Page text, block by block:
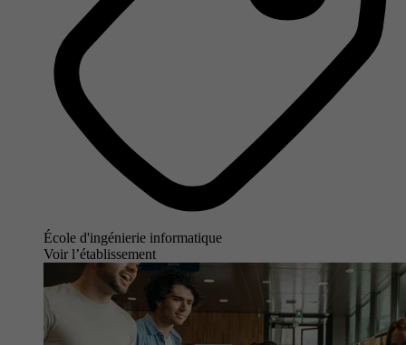
École d'ingénierie informatique
Voir l’établissement